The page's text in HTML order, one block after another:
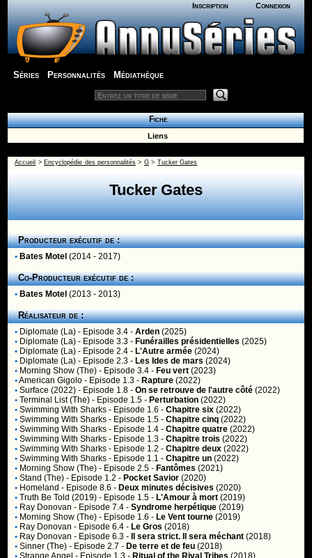
Inscription Connexion
Séries Personnalités Médiathèque
Fiche
Liens
Accueil > Encyclopédie des personnalités > G> Tucker Gates
Tucker Gates
Producteur exécutif de :
• Bates Motel (2014 - 2017)
Co-Producteur exécutif de :
• Bates Motel (2013 - 2013)
Réalisateur de :
• Diplomate (La) - Episode 3.4 -Arden (2025)
• Diplomate (La) - Episode 3.3 - Funérailles présidentielles (2025)
• Diplomate (La) - Episode 2.4 - L'Autre armée (2024)
• Diplomate (La) - Episode 2.3 - Les Ides de mars (2024)
• Morning Show (The) - Episode 3.4 - Feu vert (2023)
•American Gigolo - Episode 1.3 - Rapture (2022)
• Surface (2022) - Episode 1.8 -On se retrouve de l'autre côté (2022)
• Terminal List (The) - Episode 1.5 - Perturbation (2022)
• Swimming With Sharks - Episode 1.6 -Chapitre six (2022)
• Swimming With Sharks - Episode 1.5 -Chapitre cinq (2022)
• Swimming With Sharks - Episode 1.4 -Chapitre quatre (2022)
• Swimming With Sharks - Episode 1.3 -Chapitre trois (2022)
• Swimming With Sharks - Episode 1.2 -Chapitre deux (2022)
• Swimming With Sharks - Episode 1.1 -Chapitre un (2022)
• Morning Show (The) - Episode 2.5 - Fantômes (2021)
• Stand (The) - Episode 1.2 - Pocket Savior (2020)
• Homeland - Episode 8.6 - Deux minutes décisives (2020)
• Truth Be Told (2019) - Episode 1.5 - L'Amour à mort (2019)
• Ray Donovan - Episode 7.4 -Syndrome herpétique (2019)
• Morning Show (The) - Episode 1.6 - Le Vent tourne (2019)
• Ray Donovan - Episode 6.4 - Le Gros (2018)
• Ray Donovan - Episode 6.3 - Il sera strict. Il sera méchant (2018)
• Sinner (The) - Episode 2.7 - De terre et de feu (2018)
• Strange Angel - Episode 1.3 - Ritual of the Rival Tribes (2018)